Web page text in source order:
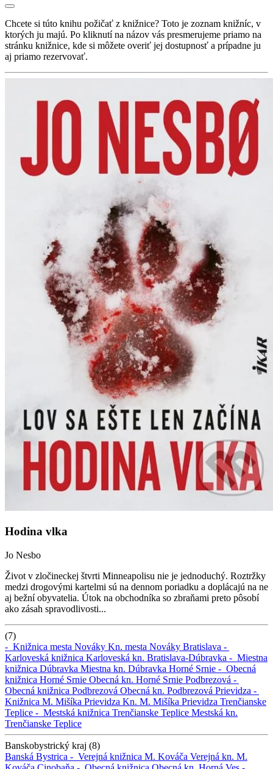
Chcete si túto knihu požičať z knižnice? Toto je zoznam knižníc, v
ktorých ju majú. Po kliknutí na názov vás presmerujeme priamo na
stránku knižnice, kde si môžete overiť jej dostupnosť a prípadne ju
aj priamo rezervovať.
Hodina vlka
Jo Nesbo
Život v zločineckej štvrti Minneapolisu nie je jednoduchý. Roztržky
medzi drogovými kartelmi sú na dennom poriadku a doplácajú na ne
aj bežní obyvatelia. Útok na obchodníka so zbraňami preto pôsobí
ako zásah spravodlivosti...
(7)
- Knižnica mesta Nováky Kn. mesta Nováky Bratislava -
Karloveská knižnica Karloveská kn. Bratislava-Dúbravka - Miestna
knižnica Dúbravka Miestna kn. Dúbravka Horné Srnie - Obecná
knižnica Horné Srnie Obecná kn. Horné Srnie Podbrezová -
Obecná knižnica Podbrezová Obecná kn. Podbrezová Prievidza -
Knižnica M. Mišíka Prievidza Kn. M. Mišíka Prievidza Trenčianske
Teplice - Mestská knižnica Trenčianske Teplice Mestská kn.
Trenčianske Teplice
Banskobystrický kraj (8)
Banská Bystrica - Verejná knižnica M. Kováča Verejná kn. M.